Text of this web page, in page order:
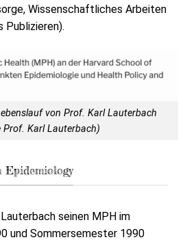
Wissenschaftliches Arbeiten
Publizieren).
von Prof. Karl Lauterbach
Prof. Karl Lauterbach)
seinen MPH im
und Sommersemester 1990